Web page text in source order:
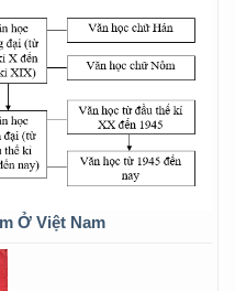
Ở Việt Nam